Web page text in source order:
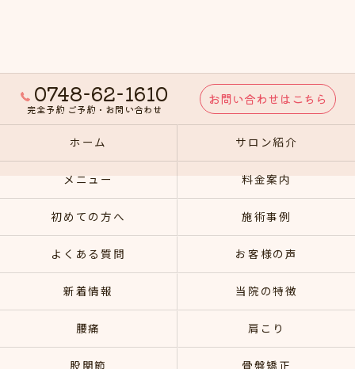
0748-62-1610
完全予約 ご予約・お問い合わせ
お問い合わせはこちら
ホーム サロン紹介
メニュー 料金案内
初めての方へ 施術事例
よくある質問 お客様の声
新着情報 当院の特徴
腰痛 肩こり
股関節 骨盤矯正